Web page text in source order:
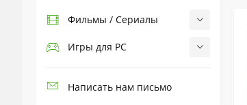
Фильмы / Сериалы
Игры для PC
Написать нам письмо